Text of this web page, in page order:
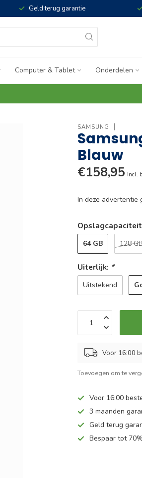
Geld terug garantie
Computer & Tablet Onderdelen
SAMSUNG
Blauw
€158,95 Incl.
In deze
64 GB 128
Uiterlijk: *
Uitstekend
Voor 16:00
Toevoegen om te
Voor 16:00
3 maanden
Geld terug
Bespaar tot